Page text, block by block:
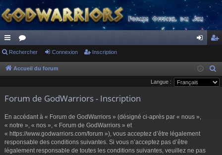
ac
co
ci
or
u
s
ne cri
pti
Rechercher Connexion Inscription
Accueil du forum
e
Langue :
Forum de GodWarriors - Inscription
En accédant à « Forum de GodWarriors » (désigné ci-après par « nous »,
« notre », « nos », « Forum de GodWarriors » et
« https://www.godwarriors.com/forum »), vous acceptez d’être légalement
responsable des conditions suivantes. Si vous n’acceptez pas d’être
légalement responsable de toutes les conditions suivantes, veuillez ne pas